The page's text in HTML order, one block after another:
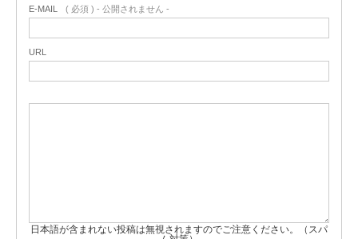
E-MAIL ( 必須 ) - 公開されません -
URL
日本語が含まれない投稿は無視されますのでご注意ください。（スパ